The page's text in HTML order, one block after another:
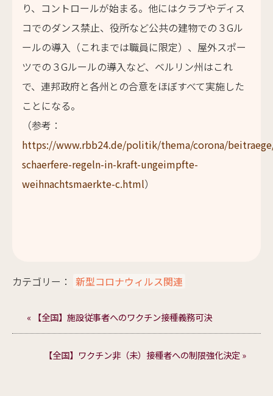
り、コントロールが始まる。他にはクラブやディス
コでのダンス禁止、役所など公共の建物での３Gル
ールの導入（これまでは職員に限定）、屋外スポー
ツでの３Gルールの導入など、ベルリン州はこれ
で、連邦政府と各州との合意をほぼすべて実施した
ことになる。
（参考：
https://www.rbb24.de/politik/thema/corona/
schaerfere-regeln-in-kraft-ungeimpfte-
weihnachtsmaerkte-c.html）
カテゴリー： 新型コロナウィルス関連
« 【全国】施設従事者へのワクチン接種義務可決
【全国】ワクチン非（未）接種者への制限強化決定 »